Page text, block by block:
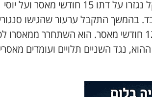
במסגרת הסדר טיעון מקל נגזרו על דתו 15 חודשי מאסר ועל יוסי
בהמשך התקבל ערעור שהגישו
ועונשו של דתו קוצר ל-12 חודשי מאסר. הוא השתחרר ממאסרו
נגד השניים תלויים ועומדים